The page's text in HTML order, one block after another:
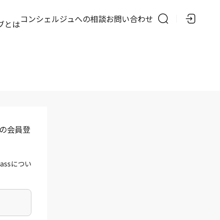
とはコンシェルジュへの相談お問い合わせ
会員登
につい